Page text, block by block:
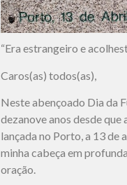
“Era estrangeiro e
Caros(as) todos(as),
Neste abençoado Dia da
dezanove anos desde
lançada no Porto, a 13
minha cabeça em
oração.